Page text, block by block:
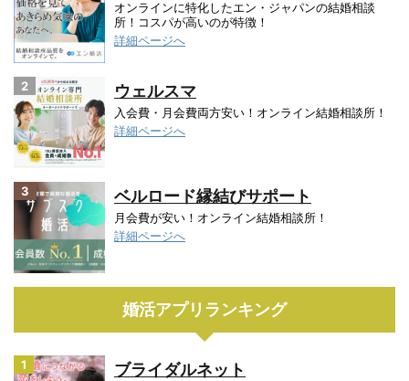
オンラインに特化したエン・ジャパンの結婚相談
所！コスパが高いのが特徴！
詳細ページへ
2 ウェルスマ
入会費・月会費両方安い！オンライン結婚相談所！
詳細ページへ
3 ベルロード縁結びサポート
月会費が安い！オンライン結婚相談所！
詳細ページへ
婚活アプリランキング
1 ブライダルネット